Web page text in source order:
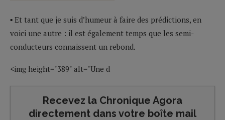
▪ Et tant que je suis d’humeur à faire des prédictions, en
voici une autre : il est également temps que les semi-
conducteurs connaissent un rebond.
<img height="389" alt="Une d
Recevez la Chronique Agora
directement dans votre boîte mail